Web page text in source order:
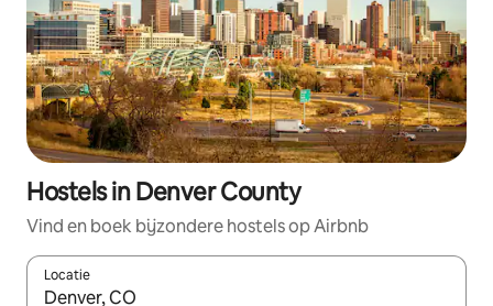
Hostels in Denver County
Vind en boek bijzondere hostels op Airbnb
Locatie
Wanneer er suggesties beschikbaar zijn, maak je een keuze